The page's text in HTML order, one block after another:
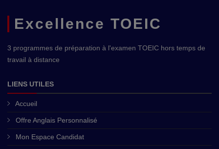
Excellence TOEIC
3 programmes de préparation à l'examen TOEIC hors temps de
travail à distance
LIENS UTILES
Accueil
Offre Anglais Personnalisé
Mon Espace Candidat